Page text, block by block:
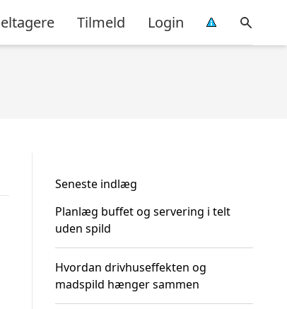
Tilmeld Login
Seneste indlæg
Planlæg buffet og servering i telt
uden spild
Hvordan drivhuseffekten og
madspild hænger sammen